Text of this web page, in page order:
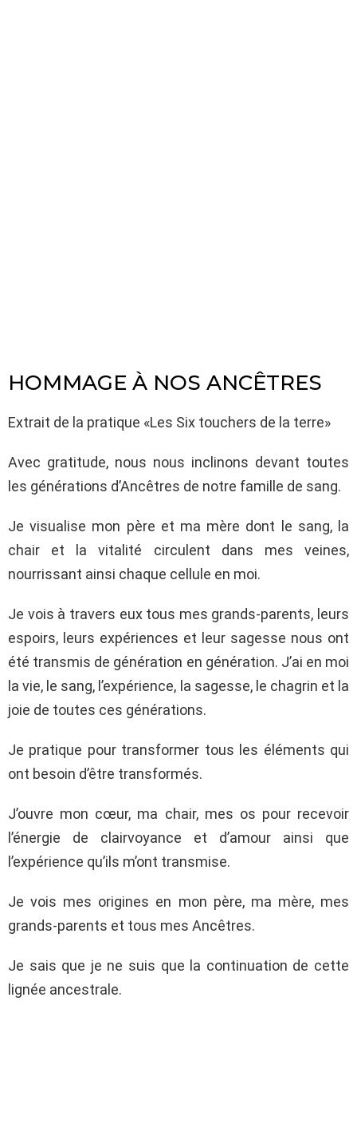
HOMMAGE À NOS ANCÊTRES
Extrait de la pratique «Les Six touchers de la terre»
Avec gratitude, nous nous inclinons devant toutes
les générations d’Ancêtres de notre famille de sang.
Je visualise mon père et ma mère dont le sang, la
chair et la vitalité circulent dans mes veines,
nourrissant ainsi chaque cellule en moi.
Je vois à travers eux tous mes grands-parents, leurs
espoirs, leurs expériences et leur sagesse nous ont
été transmis de génération en génération. J’ai en moi
la vie, le sang, l’expérience, la sagesse, le chagrin et la
joie de toutes ces générations.
Je pratique pour transformer tous les éléments qui
ont besoin d’être transformés.
J’ouvre mon cœur, ma chair, mes os pour recevoir
l’énergie de clairvoyance et d’amour ainsi que
l’expérience qu’ils m’ont transmise.
Je vois mes origines en mon père, ma mère, mes
grands-parents et tous mes Ancêtres.
Je sais que je ne suis que la continuation de cette
lignée ancestrale.